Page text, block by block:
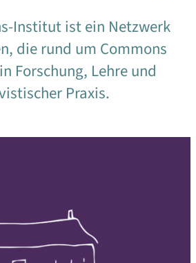
Institut ist ein Netzwerk
die rund um Commons
Forschung, Lehre und
Praxis.